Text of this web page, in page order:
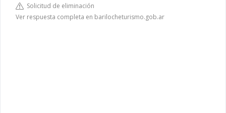
Solicitud de eliminación
Ver respuesta completa en barilocheturismo.gob.ar